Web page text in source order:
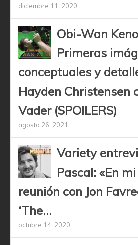
diciembre 11, 2020
Obi-Wan
Primeras
conceptuales y
Hayden Christensen
Vader (SPOILERS)
agosto 26, 2021
Variety
Pascal: «En
reunión con Jon
‘The...
octubre 14, 2020